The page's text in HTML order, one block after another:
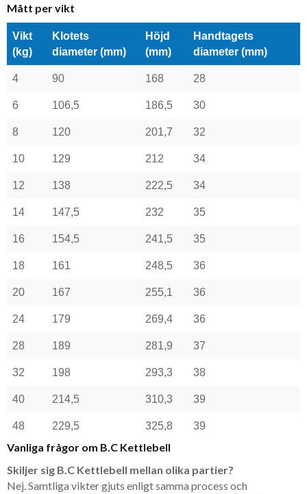
Mått per vikt
Vikt
(kg)
Klotets
diameter (mm)
Höjd
(mm)
Handtagets
diameter (mm)
4 90 168 28
6 106,5 186,5 30
8 120 201,7 32
10 129 212 34
12 138 222,5 34
14 147,5 232 35
16 154,5 241,5 35
18 161 248,5 36
20 167 255,1 36
24 179 269,4 36
28 189 281,9 37
32 198 293,3 38
40 214,5 310,3 39
48 229,5 325,8 39
Vanliga frågor om B.C Kettlebell
Skiljer sig B.C Kettlebell mellan olika partier?
Nej. Samtliga vikter gjuts enligt samma process och